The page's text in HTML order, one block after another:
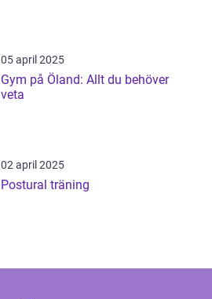
05 april 2025
Gym på Öland: Allt du behöver
veta
02 april 2025
Postural träning